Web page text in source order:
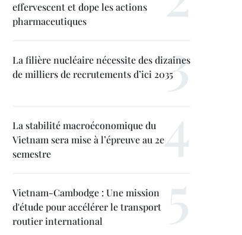
effervescent et dope les actions
pharmaceutiques
La filière nucléaire nécessite des dizaines
de milliers de recrutements d’ici 2035
La stabilité macroéconomique du
Vietnam sera mise à l’épreuve au 2e
semestre
Vietnam-Cambodge : Une mission
d'étude pour accélérer le transport
routier international